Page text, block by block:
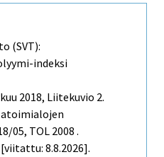
(SVT):
indeksi
2018, Liitekuvio 2.
05, TOL 2008 .
8.8.2026].